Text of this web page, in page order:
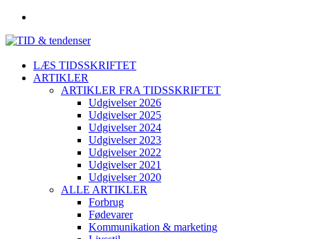
LÆS TIDSSKRIFTET
ARTIKLER
ARTIKLER FRA TIDSSKRIFTET
Udgivelser 2026
Udgivelser 2025
Udgivelser 2024
Udgivelser 2023
Udgivelser 2022
Udgivelser 2021
Udgivelser 2020
ALLE ARTIKLER
Forbrug
Fødevarer
Kommunikation & marketing